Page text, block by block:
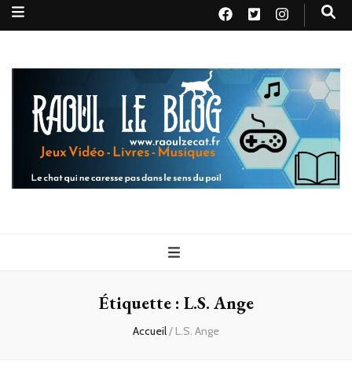
Raoul le
blog
Étiquette : L.S. Ange
Accueil/ L.S. Ange